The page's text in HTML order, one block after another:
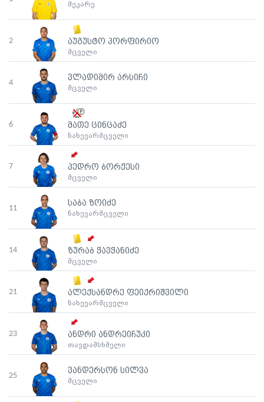
მეკარე
2 აუგუსტო პორფირიო
მცველი
4
ვლადიმირ არსიჩი
მცველი
6 მათე ცინცაძე
ნახევარმცველი
7 პედრო ბორჟესი
მცველი
11
საბა ზოიძე
ნახევარმცველი
14 ზურაბ ჭავჭანიძე
მცველი
21 ალექსანდრე ფეიქრიშვილი
ნახევარმცველი
23 ანდრი ანდრეიჩუკი
თავდამსხმელი
25
ვანდერსონ სილვა
მცველი